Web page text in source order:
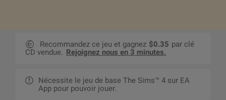
Recommandez ce jeu et gagnez $0.35 par clé
CD vendue. Rejoignez nous en 3 minutes.
Nécessite le jeu de base The Sims™ 4 sur EA
App pour pouvoir jouer.